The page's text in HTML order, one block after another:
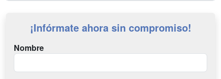
¡Infórmate ahora sin compromiso!
Nombre